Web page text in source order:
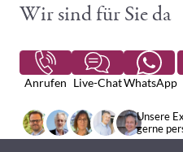
Wir sind für Sie da
Anrufen Live-ChatWhatsApp
Unsere
gerne